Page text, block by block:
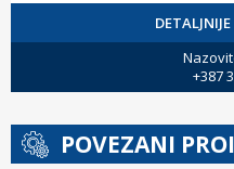
+387
POVEZANI